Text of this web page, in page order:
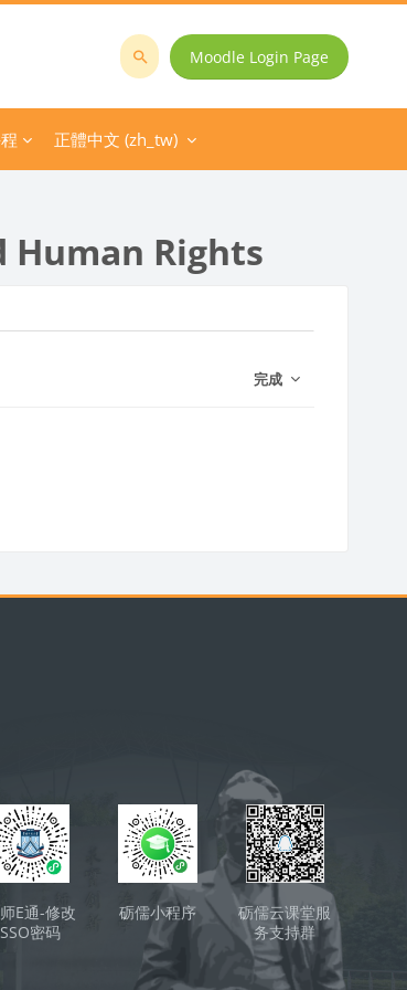
搜
程
Moodle Login Page
正體中文 ‎(zh_tw)‎
Rights
完成
E通-修改
SSO密码
砺儒小程序
砺儒云课堂服
务支持群
（QQ）